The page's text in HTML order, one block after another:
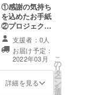
①感謝の気持ち
を込めたお手紙
②プロジェクト
実現までの取り
組みのご報告 ③
プロジェクト実
現後の取り組み
のご報告 ④東京
都、神奈川、千
支援者：0人
お届け予定：
2022年03月
詳細を見る
こ
の
リ
タ
ー
ン
を
選